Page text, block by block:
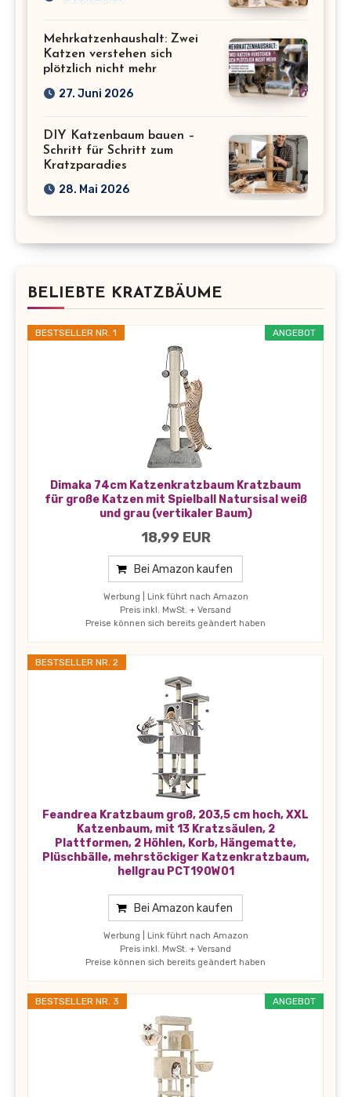
Mehrkatzenhaushalt: Zwei
Katzen verstehen sich
plötzlich nicht mehr
27. Juni 2026
DIY Katzenbaum bauen –
Schritt für Schritt zum
Kratzparadies
28. Mai 2026
BELIEBTE KRATZBÄUME
ANGEBOT
BESTSELLER NR. 1
Dimaka 74cm Katzenkratzbaum Kratzbaum
für große Katzen mit Spielball Natursisal weiß
und grau (vertikaler Baum)
18,99 EUR
Bei Amazon kaufen
Werbung | Link führt nach Amazon
Preis inkl. MwSt. + Versand
Preise können sich bereits geändert haben
BESTSELLER NR. 2
Feandrea Kratzbaum groß, 203,5 cm hoch, XXL
Katzenbaum, mit 13 Kratzsäulen, 2
Plattformen, 2 Höhlen, Korb, Hängematte,
Plüschbälle, mehrstöckiger Katzenkratzbaum,
hellgrau PCT190W01
Bei Amazon kaufen
Werbung | Link führt nach Amazon
Preis inkl. MwSt. + Versand
Preise können sich bereits geändert haben
ANGEBOT
BESTSELLER NR. 3